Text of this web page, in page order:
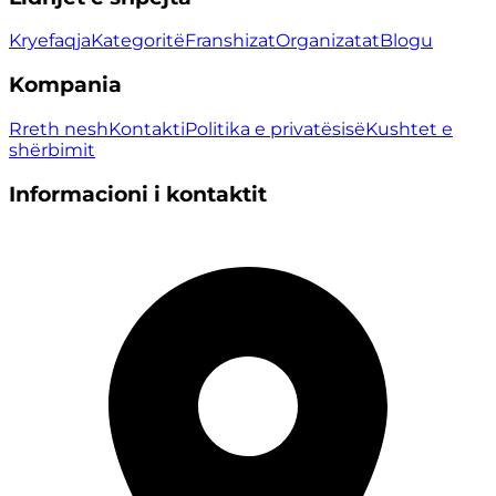
KryefaqjaKategoritëFranshizatOrganizatatBlogu
Kompania
Rreth neshKontaktiPolitika e privatësisëKushtet e
shërbimit
Informacioni i kontaktit